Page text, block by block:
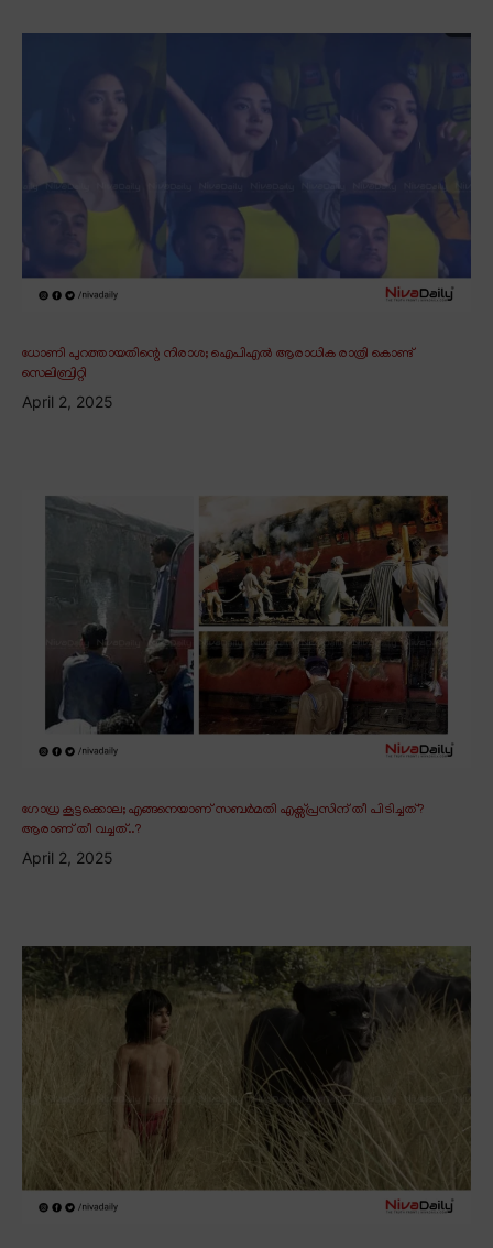
ധോണി പുറത്തായതിന്റെ നിരാശ; ഐപിഎൽ ആരാധിക രാത്രി കൊണ്ട്
സെലിബ്രിറ്റി
April 2, 2025
ഗോധ്ര കൂട്ടക്കൊല; എങ്ങനെയാണ് സബർമതി എക്സ്പ്രസിന് തീ പിടിച്ചത്?
ആരാണ് തീ വച്ചത്..?
April 2, 2025